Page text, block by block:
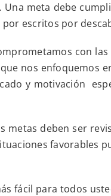
Una meta debe
escritos por
con
nos enfoquemos
y motivación
deben ser
favorables
fácil para todos